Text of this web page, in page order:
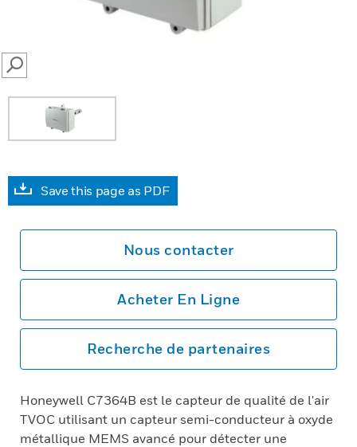
SEARCH
Save this page as PDF
Nous contacter
Acheter En Ligne
Recherche de partenaires
Honeywell C7364B est le capteur de qualité de l'air
TVOC utilisant un capteur semi-conducteur à oxyde
métallique MEMS avancé pour détecter une